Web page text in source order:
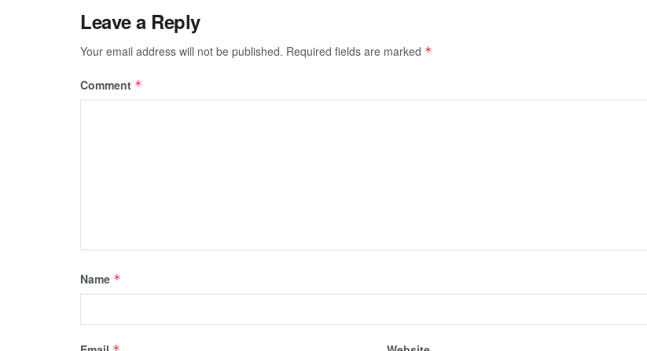
Leave a Reply
Your email address will not be published. Required fields are marked *
Comment *
Name *